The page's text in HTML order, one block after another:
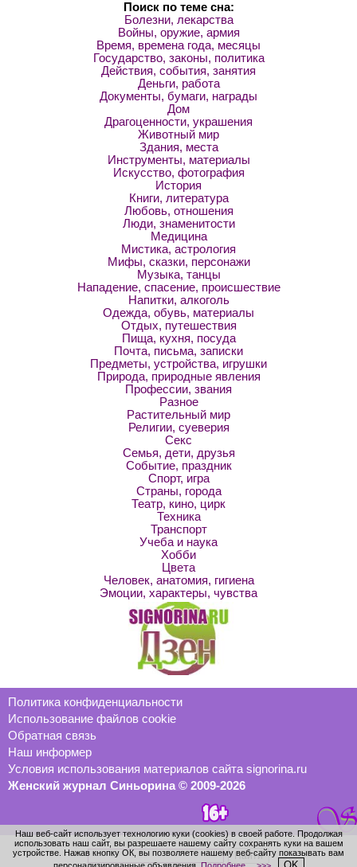
Поиск по теме сна:
Болезни, лекарства
Войны, оружие, армия
Время, времена года, месяцы
Государство, законы, политика
Действия, события, занятия
Деньги, работа
Документы, бумаги, награды
Дом
Драгоценности, украшения
Животный мир
Здания, места
Инструменты, материалы
Искусство, фотография
История
Книги, литература
Любовь, отношения
Люди, знаменитости
Медицина
Мистика, астрология
Мифы, сказки, персонажи
Музыка, танцы
Нападение, спасение, происшествие
Напитки, алкоголь
Одежда, обувь, материалы
Отдых, путешествия
Пища, кухня, посуда
Почта, письма, записки
Предметы, устройства, игрушки
Природа, природные явления
Профессии, звания
Разное
Растительный мир
Религии, суеверия
Секс
Семья, дети, друзья
Событие, праздник
Спорт, игра
Страны, города
Театр, кино, цирк
Техника
Транспорт
Учеба и наука
Хобби
Цвета
Человек, анатомия, гигиена
Эмоции, характеры, чувства
Политика конфиденциальности
Использование файлов cookie
Обратная связь
Наш информер
Условия использования материалов сайта signorina.ru
Женский журнал Синьорина © 2009-2026
Наш веб-сайт использует технологию куки (cookies) в своей работе. Продолжая
использовать наш сайт, вы разрешаете нашему сайту сохранять куки на вашем
устройстве. Нажав кнопку ОК, вы позволяете нашему веб-сайту показывать вам